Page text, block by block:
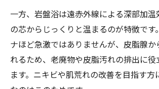
サウナ岩盤浴で理想のウェル
く
サウナ岩盤浴どっちが良いか
サウナ岩盤浴のメリットを比
一方、岩盤浴は遠赤外線による深部加
の芯からじっくりと温まるのが特徴です
ナほど急激ではありませんが、皮脂腺か
れるため、老廃物や皮脂汚れの排出に
ます。ニキビや肌荒れの改善を目指す方